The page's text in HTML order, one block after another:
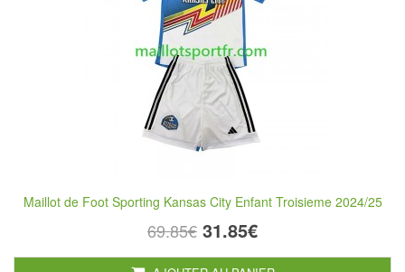
Maillot de Foot Sporting Kansas City Enfant Troisieme 2024/25
69.85€ 31.85€